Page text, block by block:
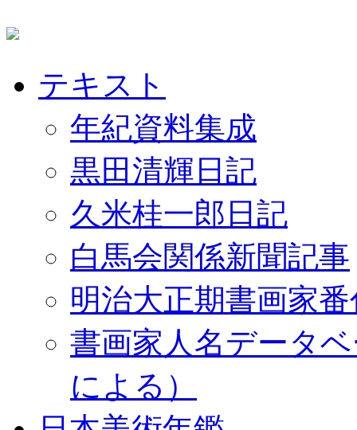
テキスト
年紀資料集成
黒田清輝日記
久米桂一郎日記
白馬会関係新聞記事
明治大正期書画家
書画家人名データ
による）